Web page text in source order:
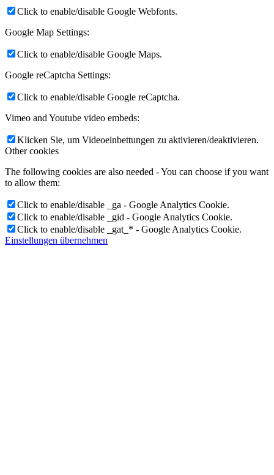
Click to enable/disable Google Webfonts.
Google Map Settings:
Click to enable/disable Google Maps.
Google reCaptcha Settings:
Click to enable/disable Google reCaptcha.
Vimeo and Youtube video embeds:
Klicken Sie, um Videoeinbettungen zu aktivieren/deaktivieren.
Other cookies
The following cookies are also needed - You can choose if you want
to allow them:
Click to enable/disable _ga - Google Analytics Cookie.
Click to enable/disable _gid - Google Analytics Cookie.
Click to enable/disable _gat_* - Google Analytics Cookie.
Einstellungen übernehmen